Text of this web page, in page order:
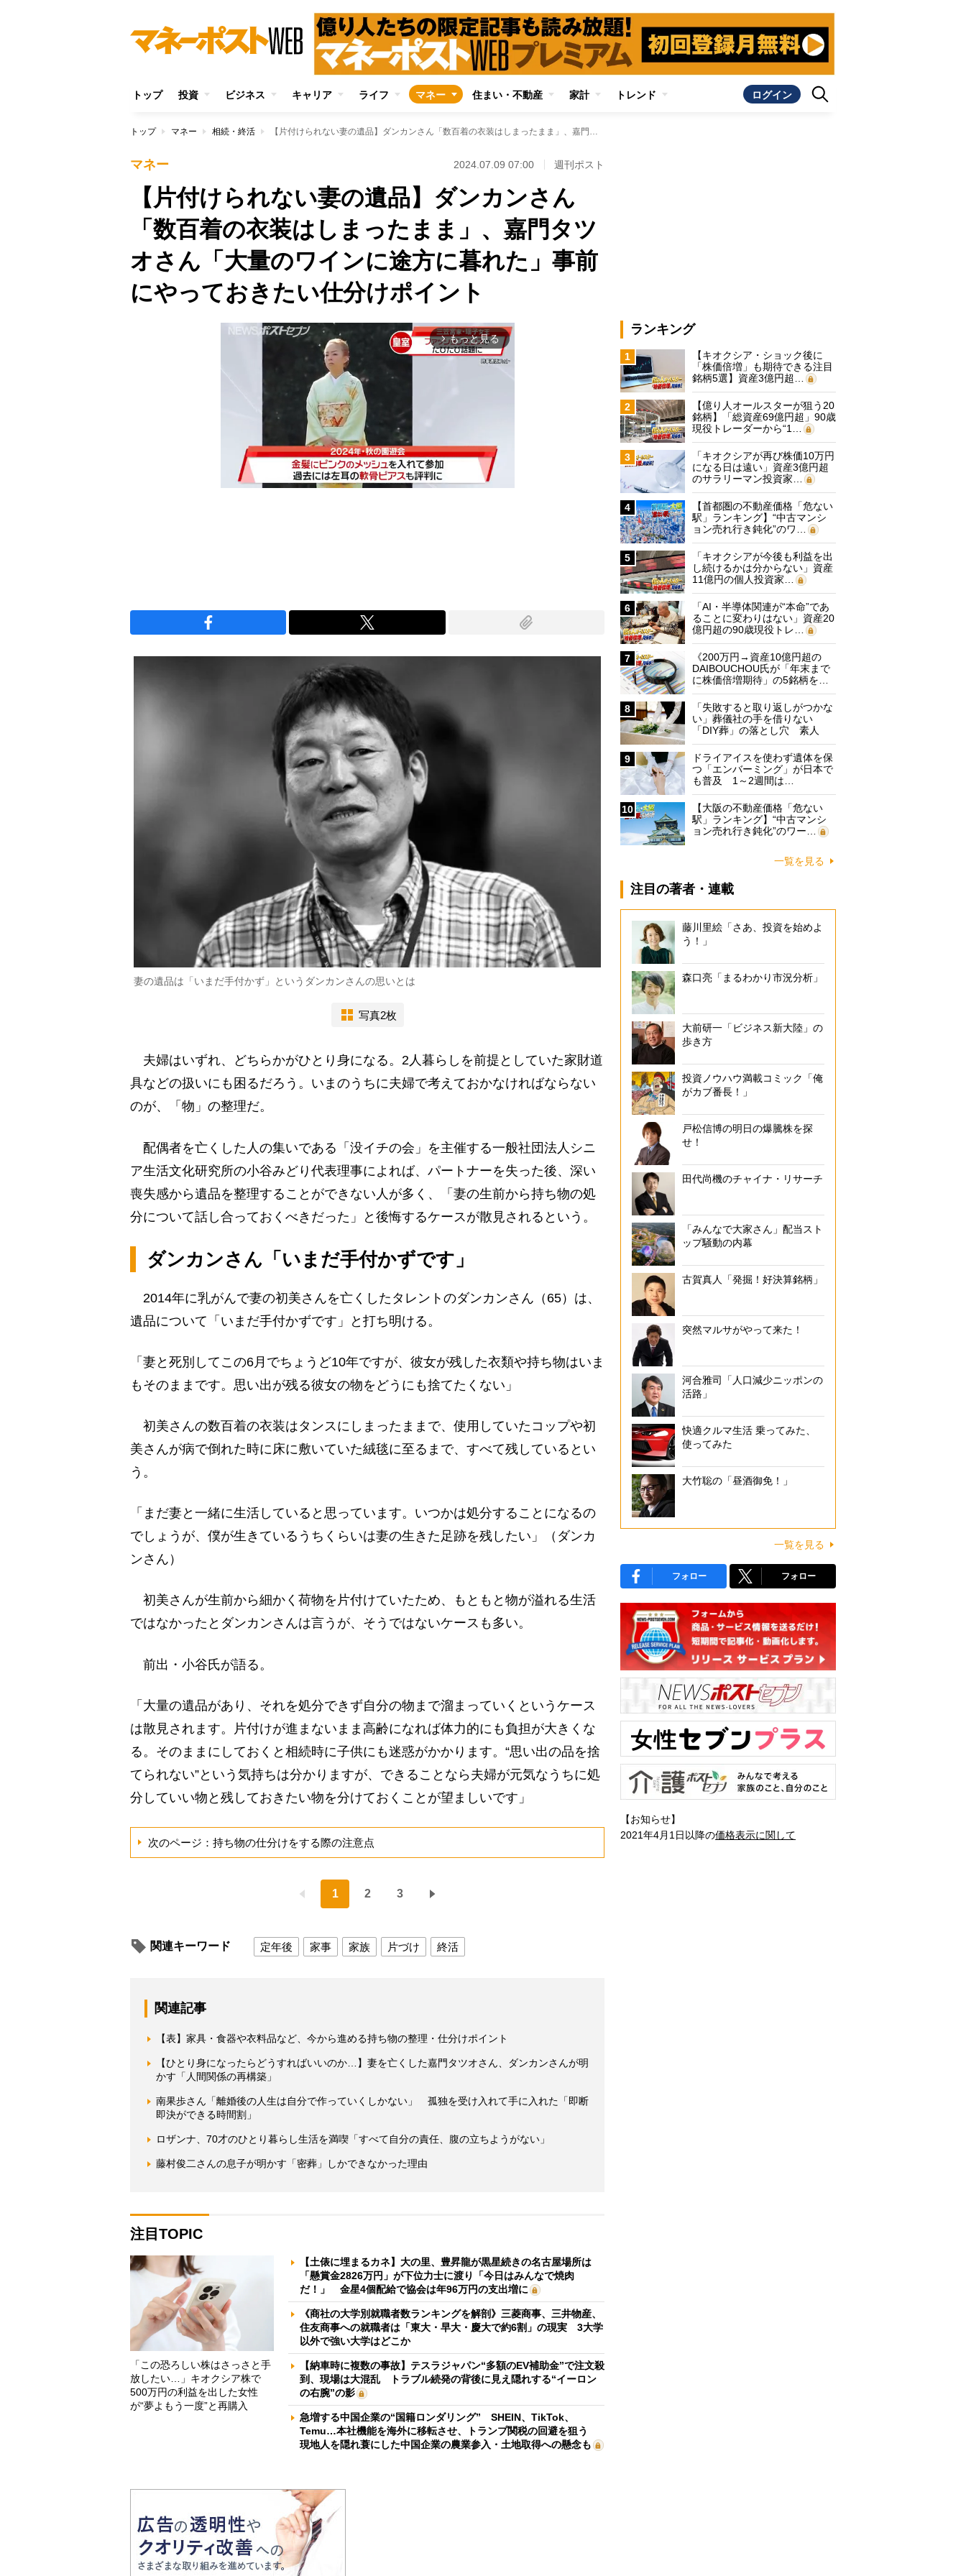
トップ 投資 ビジネス キャリア ライフ マネー 住まい・不動産 家計 トレンド ログイン
トップ マネー 相続・終活 【片付けられない妻の遺品】ダンカンさん「数百着の衣装はしまったまま」、嘉門タツオさん「大量のワインに途方に暮れた」事前にやっておきたい仕分けポイント
マネー 2024.07.09 07:00 週刊ポスト
【片付けられない妻の遺品】ダンカンさん
「数百着の衣装はしまったまま」、嘉門タツ
オさん「大量のワインに途方に暮れた」事前
にやっておきたい仕分けポイント
arrow_forward_ios もっと見る
妻の遺品は「いまだ手付かず」というダンカンさんの思いとは
写真2枚
夫婦はいずれ、どちらかがひとり身になる。2人暮らしを前提としていた家財道
具などの扱いにも困るだろう。いまのうちに夫婦で考えておかなければならない
のが、「物」の整理だ。
配偶者を亡くした人の集いである「没イチの会」を主催する一般社団法人シニ
ア生活文化研究所の小谷みどり代表理事によれば、パートナーを失った後、深い
喪失感から遺品を整理することができない人が多く、「妻の生前から持ち物の処
分について話し合っておくべきだった」と後悔するケースが散見されるという。
ダンカンさん「いまだ手付かずです」
2014年に乳がんで妻の初美さんを亡くしたタレントのダンカンさん（65）は、
遺品について「いまだ手付かずです」と打ち明ける。
「妻と死別してこの6月でちょうど10年ですが、彼女が残した衣類や持ち物はいま
もそのままです。思い出が残る彼女の物をどうにも捨てたくない」
初美さんの数百着の衣装はタンスにしまったままで、使用していたコップや初
美さんが病で倒れた時に床に敷いていた絨毯に至るまで、すべて残しているとい
う。
「まだ妻と一緒に生活していると思っています。いつかは処分することになるの
でしょうが、僕が生きているうちくらいは妻の生きた足跡を残したい」（ダンカ
ンさん）
初美さんが生前から細かく荷物を片付けていたため、もともと物が溢れる生活
ではなかったとダンカンさんは言うが、そうではないケースも多い。
前出・小谷氏が語る。
「大量の遺品があり、それを処分できず自分の物まで溜まっていくというケース
は散見されます。片付けが進まないまま高齢になれば体力的にも負担が大きくな
る。そのままにしておくと相続時に子供にも迷惑がかかります。“思い出の品を捨
てられない”という気持ちは分かりますが、できることなら夫婦が元気なうちに処
分していい物と残しておきたい物を分けておくことが望ましいです」
次のページ：持ち物の仕分けをする際の注意点
1 2 3
関連キーワード 定年後 家事 家族 片づけ 終活
関連記事
【表】家具・食器や衣料品など、今から進める持ち物の整理・仕分けポイント
【ひとり身になったらどうすればいいのか…】妻を亡くした嘉門タツオさん、ダンカンさんが明
かす「人間関係の再構築」
南果歩さん「離婚後の人生は自分で作っていくしかない」 孤独を受け入れて手に入れた「即断
即決ができる時間割」
ロザンナ、70才のひとり暮らし生活を満喫「すべて自分の責任、腹の立ちようがない」
藤村俊二さんの息子が明かす「密葬」しかできなかった理由
注目TOPIC
「この恐ろしい株はさっさと手
放したい…」キオクシア株で
500万円の利益を出した女性
が“夢よもう一度”と再購入
【土俵に埋まるカネ】大の里、豊昇龍が黒星続きの名古屋場所は
「懸賞金2826万円」が下位力士に渡り「今日はみんなで焼肉
だ！」 金星4個配給で協会は年96万円の支出増に
《商社の大学別就職者数ランキングを解剖》三菱商事、三井物産、
住友商事への就職者は「東大・早大・慶大で約6割」の現実 3大学
以外で強い大学はどこか
【納車時に複数の事故】テスラジャパン“多額のEV補助金”で注文殺
到、現場は大混乱 トラブル続発の背後に見え隠れする“イーロン
の右腕”の影
急増する中国企業の“国籍ロンダリング” SHEIN、TikTok、
Temu…本社機能を海外に移転させ、トランプ関税の回避を狙う
現地人を隠れ蓑にした中国企業の農業参入・土地取得への懸念も
ランキング
1
【キオクシア・ショック後に
「株価倍増」も期待できる注目
銘柄5選】資産3億円超…
2
【億り人オールスターが狙う20
銘柄】「総資産69億円超」90歳
現役トレーダーから“1…
3
「キオクシアが再び株価10万円
になる日は遠い」資産3億円超
のサラリーマン投資家…
4
【首都圏の不動産価格「危ない
駅」ランキング】“中古マンシ
ョン売れ行き鈍化”のワ…
5
「キオクシアが今後も利益を出
し続けるかは分からない」資産
11億円の個人投資家…
6
「AI・半導体関連が“本命”であ
ることに変わりはない」資産20
億円超の90歳現役トレ…
7
《200万円→資産10億円超の
DAIBOUCHOU氏が「年末まで
に株価倍増期待」の5銘柄を…
8
「失敗すると取り返しがつかな
い」葬儀社の手を借りない
「DIY葬」の落とし穴 素人
に…
9
ドライアイスを使わず遺体を保
つ「エンバーミング」が日本で
も普及 1～2週間は…
10
【大阪の不動産価格「危ない
駅」ランキング】“中古マンシ
ョン売れ行き鈍化”のワー…
一覧を見る
注目の著者・連載
藤川里絵「さあ、投資を始めよ
う！」
森口亮「まるわかり市況分析」
大前研一「ビジネス新大陸」の
歩き方
投資ノウハウ満載コミック「俺
がカブ番長！」
戸松信博の明日の爆騰株を探
せ！
田代尚機のチャイナ・リサーチ
「みんなで大家さん」配当スト
ップ騒動の内幕
古賀真人「発掘！好決算銘柄」
突然マルサがやって来た！
河合雅司「人口減少ニッポンの
活路」
快適クルマ生活 乗ってみた、
使ってみた
大竹聡の「昼酒御免！」
一覧を見る
フォロー フォロー
【お知らせ】
2021年4月1日以降の価格表示に関して